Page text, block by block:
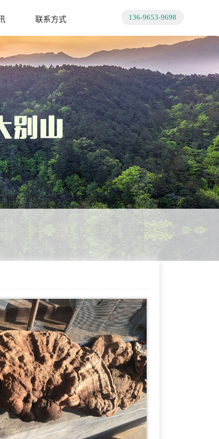
联系方式 136-9653-9698